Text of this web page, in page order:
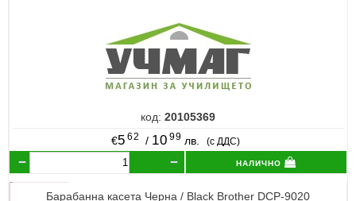
код: 20105369
€5 62 / 10 99 лв. (с ДДС)
налично
Барабанна касета Черна / Black Brother DCP-9020